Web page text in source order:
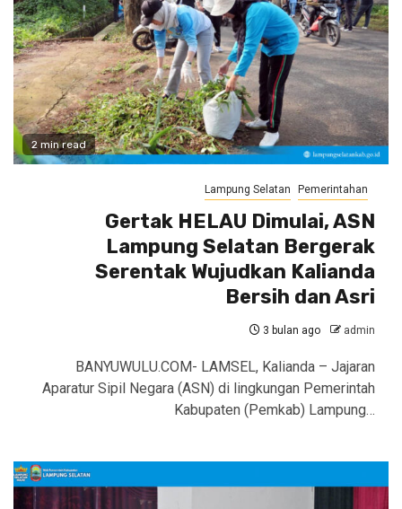
2 min read
Lampung Selatan Pemerintahan
Gertak HELAU Dimulai, ASN
Lampung Selatan Bergerak
Serentak Wujudkan Kalianda
Bersih dan Asri
3 bulan ago admin
BANYUWULU.COM- LAMSEL, Kalianda – Jajaran
Aparatur Sipil Negara (ASN) di lingkungan Pemerintah
Kabupaten (Pemkab) Lampung…